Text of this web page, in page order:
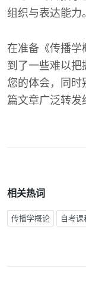
组织与表达能力。
在准备《传播学
到了一些难以把
您的体会，同时
篇文章广泛转发
相关热词
传播学概论 自考课